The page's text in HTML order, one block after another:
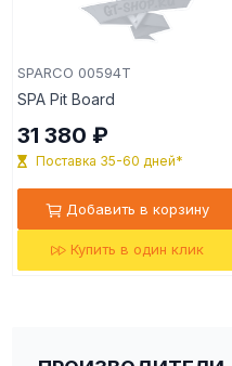
SPARCO 00594T
SPA Pit Board
31 380 ₽
Поставка 35-60 дней*
Добавить в корзину
Купить в один клик